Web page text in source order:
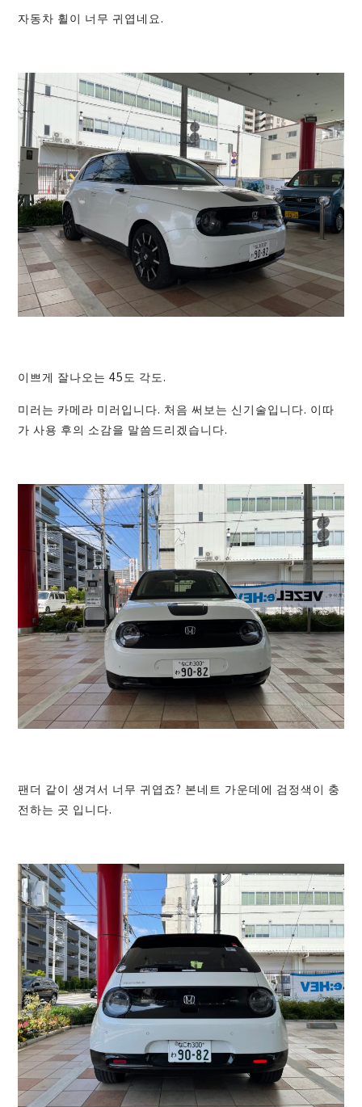
자동차 휠이 너무 귀엽네요.
이쁘게 잘나오는 45도 각도.
미러는 카메라 미러입니다. 처음 써보는 신기술입니다. 이따
가 사용 후의 소감을 말씀드리겠습니다.
팬더 같이 생겨서 너무 귀엽죠? 본네트 가운데에 검정색이 충
전하는 곳 입니다.